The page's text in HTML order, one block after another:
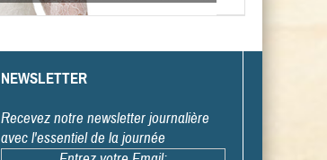
NEWSLETTER
Recevez notre newsletter journalière
avec l'essentiel de la journée